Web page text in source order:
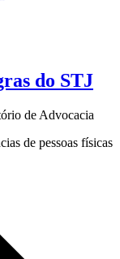
do STJ
de pessoas físicas